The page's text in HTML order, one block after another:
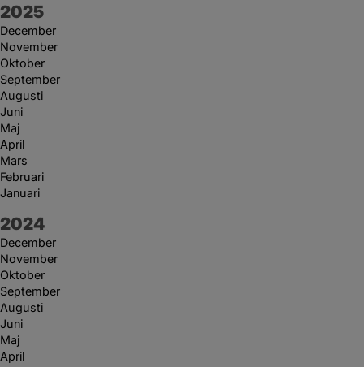
År:
2025
December
November
Oktober
September
Augusti
Juni
Maj
April
Mars
Februari
Januari
År:
2024
December
November
Oktober
September
Augusti
Juni
Maj
April